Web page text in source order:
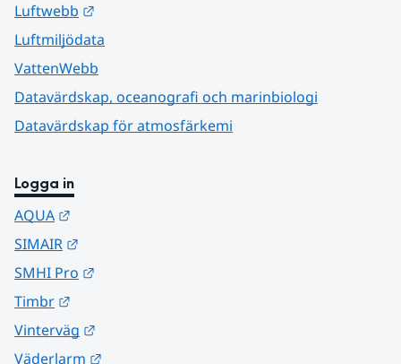
Luftwebb
Luftmiljödata
VattenWebb
Datavärdskap, oceanografi och marinbiologi
Datavärdskap för atmosfärkemi
Logga in
AQUA
SIMAIR
SMHI Pro
Timbr
Vinterväg
Väderlarm